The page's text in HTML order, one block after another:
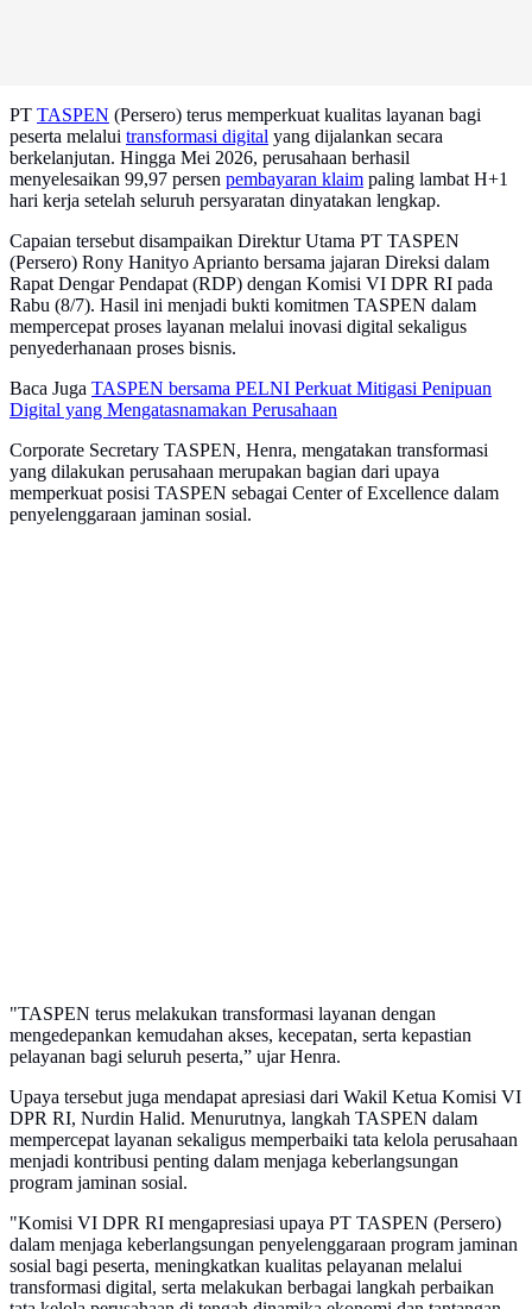
PT TASPEN (Persero) terus memperkuat kualitas layanan bagi
peserta melalui transformasi digital yang dijalankan secara
berkelanjutan. Hingga Mei 2026, perusahaan berhasil
menyelesaikan 99,97 persen pembayaran klaim paling lambat H+1
hari kerja setelah seluruh persyaratan dinyatakan lengkap.
Capaian tersebut disampaikan Direktur Utama PT TASPEN
(Persero) Rony Hanityo Aprianto bersama jajaran Direksi dalam
Rapat Dengar Pendapat (RDP) dengan Komisi VI DPR RI pada
Rabu (8/7). Hasil ini menjadi bukti komitmen TASPEN dalam
mempercepat proses layanan melalui inovasi digital sekaligus
penyederhanaan proses bisnis.
Baca Juga TASPEN bersama PELNI Perkuat Mitigasi Penipuan
Digital yang Mengatasnamakan Perusahaan
Corporate Secretary TASPEN, Henra, mengatakan transformasi
yang dilakukan perusahaan merupakan bagian dari upaya
memperkuat posisi TASPEN sebagai Center of Excellence dalam
penyelenggaraan jaminan sosial.
"TASPEN terus melakukan transformasi layanan dengan
mengedepankan kemudahan akses, kecepatan, serta kepastian
pelayanan bagi seluruh peserta,” ujar Henra.
Upaya tersebut juga mendapat apresiasi dari Wakil Ketua Komisi VI
DPR RI, Nurdin Halid. Menurutnya, langkah TASPEN dalam
mempercepat layanan sekaligus memperbaiki tata kelola perusahaan
menjadi kontribusi penting dalam menjaga keberlangsungan
program jaminan sosial.
"Komisi VI DPR RI mengapresiasi upaya PT TASPEN (Persero)
dalam menjaga keberlangsungan penyelenggaraan program jaminan
sosial bagi peserta, meningkatkan kualitas pelayanan melalui
transformasi digital, serta melakukan berbagai langkah perbaikan